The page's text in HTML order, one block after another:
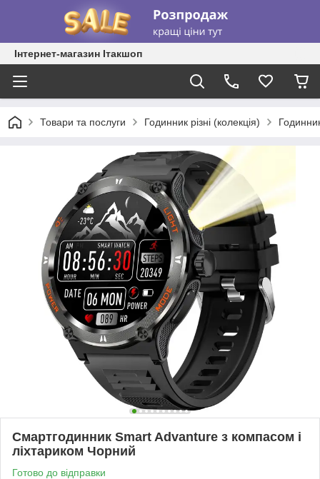
Інтернет-магазин Ітакшоп
Товари та послуги Годинник різні (колекція)
Смартгодинник Smart Advanture з компасом і
ліхтариком Чорний
Готово до відправки